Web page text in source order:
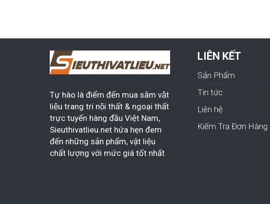
Tự hào là điểm đến mua sắm vật
liệu trang trí nội thất & ngoại thất
trực tuyến hàng đầu Việt Nam,
Sieuthivatlieu.net hứa hẹn đem
đến những sản phẩm, vật liệu
chất lượng với mức giá tốt nhất
LIÊN KẾT
Sản Phẩm
Tin tức
Liên hệ
Kiếm Tra Đơn Hàng